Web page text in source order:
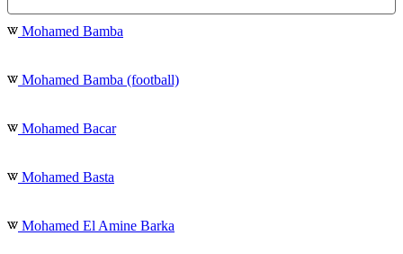
Mohamed Bamba
Mohamed Bamba (football)
Mohamed Bacar
Mohamed Basta
Mohamed El Amine Barka